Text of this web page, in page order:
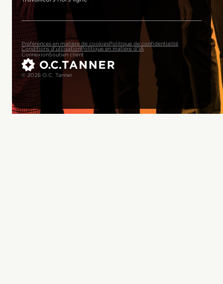
Préférences en matière de cookiesPolitique de confidentialité
Conditions d'utilisationPolitique en matière d'IA
ConnexionSoutien client
© 2026 O.C. Tanner